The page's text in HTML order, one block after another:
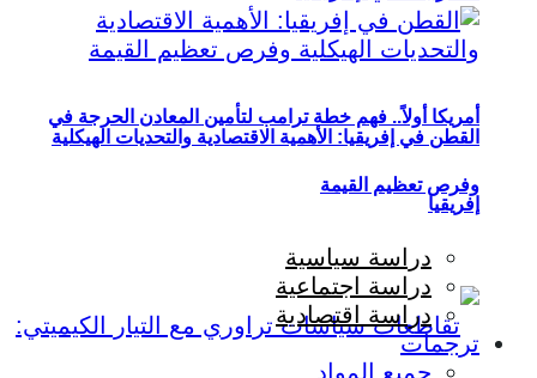
أمريكا أولاً.. فهم خطة ترامب لتأمين المعادن الحرجة في
إفريقيا
القطن في إفريقيا: الأهمية الاقتصادية والتحديات الهيكلية
وفرص تعظيم القيمة
دراسة سياسية
دراسة اجتماعية
دراسة اقتصادية
ترجمات
جميع المواد